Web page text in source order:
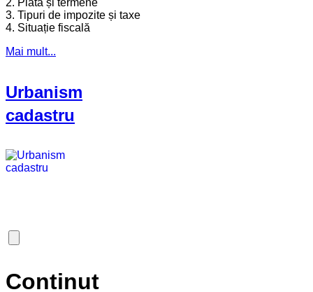
3. Tipuri de impozite și taxe
4. Situație fiscală
Mai mult...
Urbanism
cadastru
Continut